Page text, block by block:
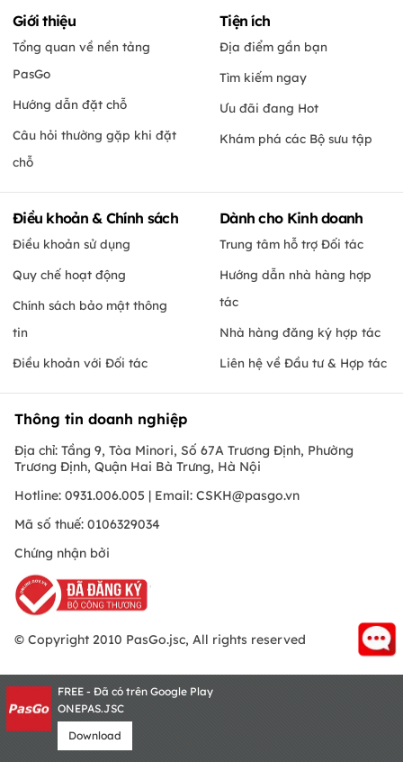
Giới thiệu
Tổng quan về nền tảng
PasGo
Hướng dẫn đặt chỗ
Câu hỏi thường gặp khi đặt
chỗ
Tiện ích
Địa điểm gần bạn
Tìm kiếm ngay
Ưu đãi đang Hot
Khám phá các Bộ sưu tập
Điều khoản & Chính sách
Điều khoản sử dụng
Quy chế hoạt động
Chính sách bảo mật thông
tin
Điều khoản với Đối tác
Dành cho Kinh doanh
Trung tâm hỗ trợ Đối tác
Hướng dẫn nhà hàng hợp
tác
Nhà hàng đăng ký hợp tác
Liên hệ về Đầu tư & Hợp tác
Thông tin doanh nghiệp
Địa chỉ: Tầng 9, Tòa Minori, Số 67A Trương Định, Phường
Trương Định, Quận Hai Bà Trưng, Hà Nội
Hotline: 0931.006.005 | Email: CSKH@pasgo.vn
Mã số thuế: 0106329034
Chứng nhận bởi
© Copyright 2010 PasGo.jsc, All rights reserved
FREE - Đã có trên Google Play
ONEPAS.JSC
Download